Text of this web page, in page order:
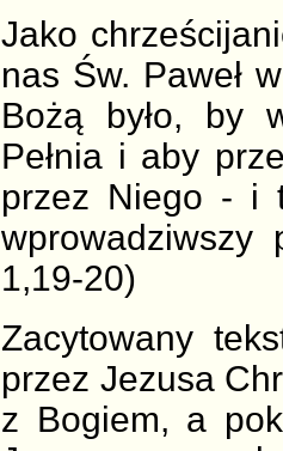
Jako
nas Św. Paweł
Bożą było, by
Pełnia i aby
przez Niego - i
1,19-20)
Zacytowany
przez Jezusa
z Bogiem, a